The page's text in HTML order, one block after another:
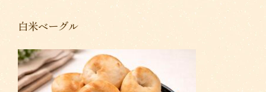
白米ベーグル